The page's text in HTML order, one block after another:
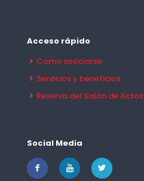
Acceso rápido
Como asociarse
Servicios y beneficios
Reserva del Salón de Actos
Social Media